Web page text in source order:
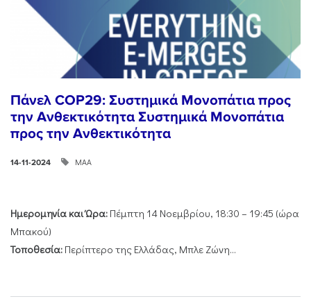
Πάνελ COP29: Συστημικά Μονοπάτια προς
την Ανθεκτικότητα Συστημικά Μονοπάτια
προς την Ανθεκτικότητα
14-11-2024 ΜΑΑ
Ημερομηνία και Ώρα: Πέμπτη 14 Νοεμβρίου, 18:30 – 19:45 (ώρα
Μπακού)
Τοποθεσία: Περίπτερο της Ελλάδας, Μπλε Ζώνη...